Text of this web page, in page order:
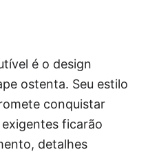
é o design
ostenta. Seu estilo
conquistar
ficarão
detalhes